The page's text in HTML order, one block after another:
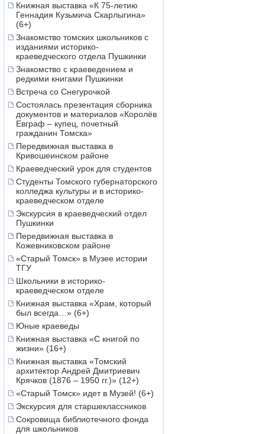
Книжная выставка «К 75-летию
Геннадия Кузьмича Скарлыгина»
(6+)
Знакомство томских школьников с
изданиями историко-
краеведческого отдела Пушкинки
Знакомство с краеведением и
редкими книгами Пушкинки
Встреча со Снегурочкой
Состоялась презентация сборника
документов и материалов «Королёв
Евграф – купец, почетный
гражданин Томска»
Передвижная выставка в
Кривошеинском районе
Краеведческий урок для студентов
Студенты Томского губернаторского
колледжа культуры и в историко-
краеведческом отделе
Экскурсия в краеведческий отдел
Пушкинки
Передвижная выставка в
Кожевниковском районе
«Старый Томск» в Музее истории
ТГУ
Школьники в историко-
краеведческом отделе
Книжная выставка «Храм, который
был всегда…» (6+)
Юные краеведы
Книжная выставка «С книгой по
жизни» (16+)
Книжная выставка «Томский
архитектор Андрей Дмитриевич
Крячков (1876 – 1950 гг.)» (12+)
«Старый Томск» идет в Музей! (6+)
Экскурсия для старшеклассников
Сокровища библиотечного фонда
для школьников